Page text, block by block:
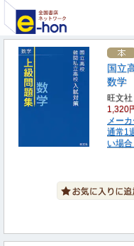
国立
数学
旺文社
1,320
メー
通常1
い場